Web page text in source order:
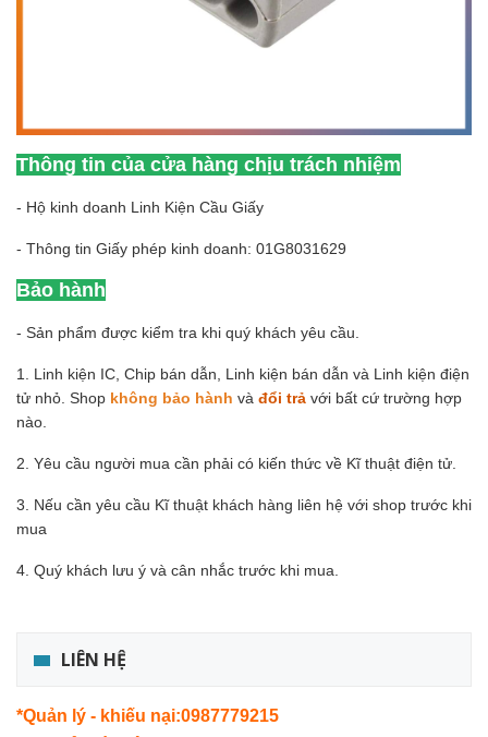
Thông tin của cửa hàng chịu trách nhiệm
- Hộ kinh doanh Linh Kiện Cầu Giấy
- Thông tin Giấy phép kinh doanh: 01G8031629
Bảo hành
- Sản phẩm được kiểm tra khi quý khách yêu cầu.
1. Linh kiện IC, Chip bán dẫn, Linh kiện bán dẫn và Linh kiện điện
tử nhỏ. Shop không bảo hành và đổi trả với bất cứ trường hợp
nào.
2. Yêu cầu người mua cần phải có kiến thức về Kĩ thuật điện tử.
3. Nếu cần yêu cầu Kĩ thuật khách hàng liên hệ với shop trước khi
mua
4. Quý khách lưu ý và cân nhắc trước khi mua.
LIÊN HỆ
*Quản lý - khiếu nại:0987779215